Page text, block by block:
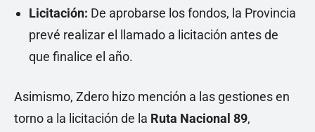
Licitación: De aprobarse los fondos, la Provincia
prevé realizar el llamado a licitación antes de
que finalice el año.
Asimismo, Zdero hizo mención a las gestiones en
torno a la licitación de la Ruta Nacional 89,